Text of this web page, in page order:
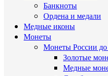
Банкноты
Ордена и медали
Медные иконы
Монеты
Монеты России до
Золотые
Медные